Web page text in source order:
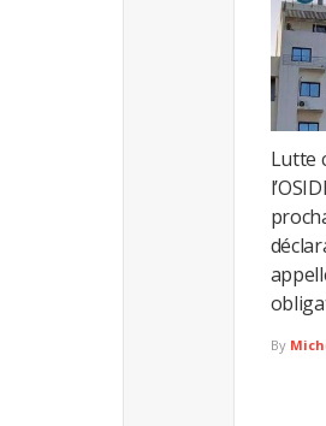
Lutte
By